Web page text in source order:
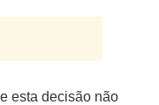
esta decisão não